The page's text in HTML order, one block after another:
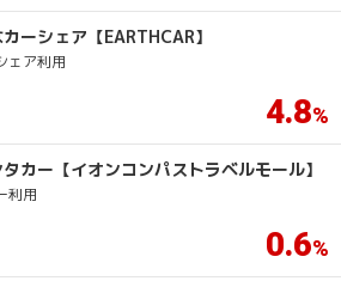
ーシェア【EARTHCAR】
ェア利用
4.8
カー【イオンコンパストラベルモール】
利用
0.6